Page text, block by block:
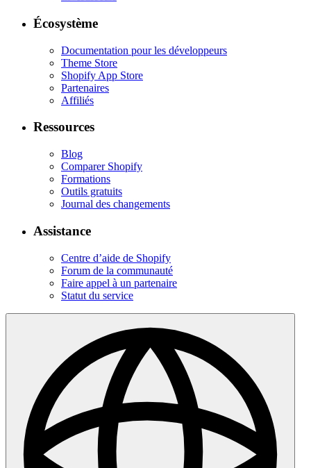
Écosystème
Documentation pour les développeurs
Theme Store
Shopify App Store
Partenaires
Affiliés
Ressources
Blog
Comparer Shopify
Formations
Outils gratuits
Journal des changements
Assistance
Centre d’aide de Shopify
Forum de la communauté
Faire appel à un partenaire
Statut du service